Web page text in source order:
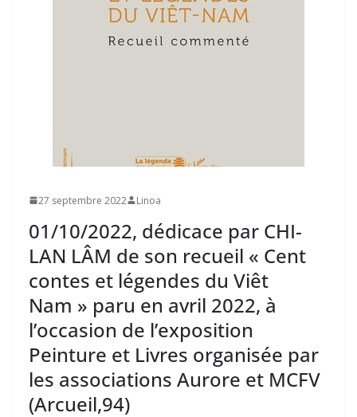
27 septembre 2022 Linoa
01/10/2022, dédicace par CHI-
LAN LÂM de son recueil « Cent
contes et légendes du Viêt
Nam » paru en avril 2022, à
l’occasion de l’exposition
Peinture et Livres organisée par
les associations Aurore et MCFV
(Arcueil,94)